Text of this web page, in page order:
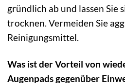
gründlich ab und lassen Sie
trocknen. Vermeiden Sie
Reinigungsmittel.
Was ist der Vorteil von
Augenpads gegenüber